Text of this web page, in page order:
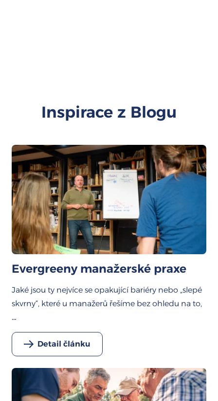
Inspirace z Blogu
Evergreeny manažerské praxe
Jaké jsou ty nejvíce se opakující bariéry nebo „slepé
skvrny“, které u manažerů řešíme bez ohledu na to,
…
Detail článku